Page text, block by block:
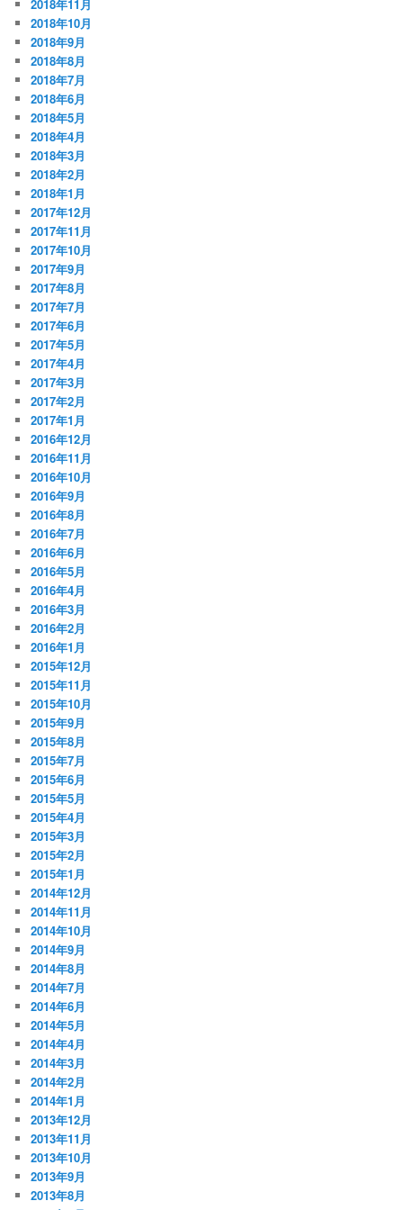
2018年11月
2018年10月
2018年9月
2018年8月
2018年7月
2018年6月
2018年5月
2018年4月
2018年3月
2018年2月
2018年1月
2017年12月
2017年11月
2017年10月
2017年9月
2017年8月
2017年7月
2017年6月
2017年5月
2017年4月
2017年3月
2017年2月
2017年1月
2016年12月
2016年11月
2016年10月
2016年9月
2016年8月
2016年7月
2016年6月
2016年5月
2016年4月
2016年3月
2016年2月
2016年1月
2015年12月
2015年11月
2015年10月
2015年9月
2015年8月
2015年7月
2015年6月
2015年5月
2015年4月
2015年3月
2015年2月
2015年1月
2014年12月
2014年11月
2014年10月
2014年9月
2014年8月
2014年7月
2014年6月
2014年5月
2014年4月
2014年3月
2014年2月
2014年1月
2013年12月
2013年11月
2013年10月
2013年9月
2013年8月